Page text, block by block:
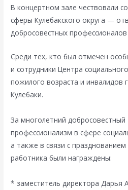
В концертном зале чествовали
сферы Кулебакского округа —
добросовестных профессионалов
Среди тех, кто был отмечен
и сотрудники Центра
пожилого возраста и инвалидов
Кулебаки.
За многолетний добросовестный
профессионализм в сфере
а также в связи с
работника были награждены:
* заместитель директора Дарья